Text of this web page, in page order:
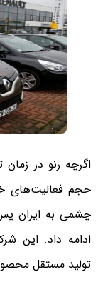
اگرچه رنو در
حجم فعالیت‌های
چشمی به ایران
ادامه داد. این
تولید مستقل